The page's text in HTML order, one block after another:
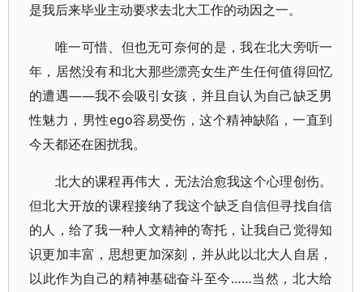
是我后来毕业主动要求去北大工作的动因之一。
唯一可惜、但也无可奈何的是，我在北大旁听一
年，居然没有和北大那些漂亮女生产生任何值得回忆
的遭遇——我不会吸引女孩，并且自认为自己缺乏男
性魅力，男性ego容易受伤，这个精神缺陷，一直到
今天都还在困扰我。
北大的课程再伟大，无法治愈我这个心理创伤。
但北大开放的课程接纳了我这个缺乏自信但寻找自信
的人，给了我一种人文精神的寄托，让我自己觉得知
识更加丰富，思想更加深刻，并从此以北大人自居，
以此作为自己的精神基础奋斗至今……当然，北大给